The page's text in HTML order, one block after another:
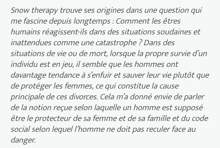
Snow therapy trouve ses origines dans une question qui
me fascine depuis longtemps : Comment les êtres
humains réagissent-ils dans des situations soudaines et
inattendues comme une catastrophe ? Dans des
situations de vie ou de mort, lorsque la propre survie d’un
individu est en jeu, il semble que les hommes ont
davantage tendance à s’enfuir et sauver leur vie plutôt que
de protéger les femmes, ce qui constitue la cause
principale de ces divorces. Cela m’a donné envie de parler
de la notion reçue selon laquelle un homme est supposé
être le protecteur de sa femme et de sa famille et du code
social selon lequel l’homme ne doit pas reculer face au
danger.